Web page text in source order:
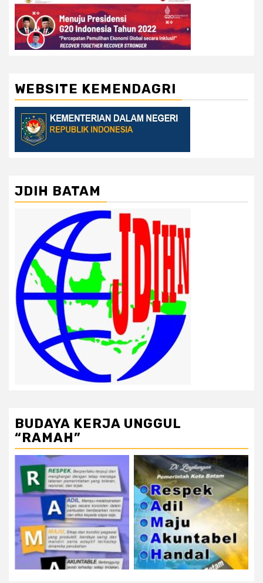
WEBSITE KEMENDAGRI
JDIH BATAM
BUDAYA KERJA UNGGUL
“RAMAH”